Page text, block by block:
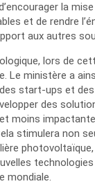
la
et de rendre
aux autres
lors de
Le ministère a
start-ups et
des
moins
stimulera non
mondiale.